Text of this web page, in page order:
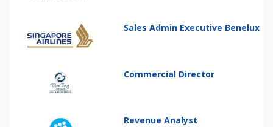
Sales Admin Executive Benelux
Commercial Director
Revenue Analyst